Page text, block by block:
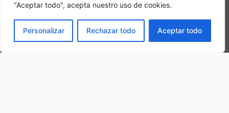
"Aceptar todo", acepta nuestro uso de cookies.
Personalizar Rechazar todo Aceptar todo
Otros hoteles de la ciudad
RESERVAR